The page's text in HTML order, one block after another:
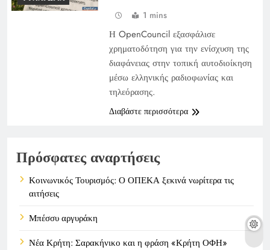
1 mins
Η OpenCouncil εξασφάλισε
χρηματοδότηση για την ενίσχυση της
διαφάνειας στην τοπική αυτοδιοίκηση
μέσω ελληνικής ραδιοφωνίας και
τηλεόρασης.
Διαβάστε περισσότερα
Πρόσφατες αναρτήσεις
Κοινωνικός Τουρισμός: Ο ΟΠΕΚΑ ξεκινά νωρίτερα τις
αιτήσεις
Μπέσσυ αργυράκη
Νέα Κρήτη: Σαρακήνικο και η φράση «Κρήτη ΟΦΗ»